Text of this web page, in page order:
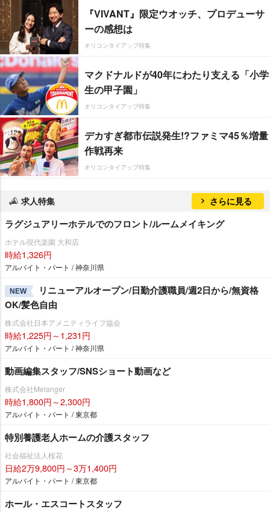
『VIVANT』限定ウオッチ、プロデューサ
ーの感想は
オリコンタイアップ特集
マクドナルドが40年にわたり支える「小学
生の甲子園」
オリコンタイアップ特集
デカすぎ都市伝説発生!?ファミマ45％増量
作戦再来
オリコンタイアップ特集
求人特集 さらに見る
ラグジュアリーホテルでのフロント/ルームメイキング
ホテル現代楽園 大和店
時給1,326円
アルバイト・パート / 神奈川県
NEW
リニューアルオープン/日勤介護職員/週2日から/無資格
OK/髪色自由
株式会社日本アメニティライフ協会
時給1,225円～1,231円
アルバイト・パート / 神奈川県
動画編集スタッフ/SNSショート動画など
株式会社Melanger
時給1,800円～2,300円
アルバイト・パート / 東京都
特別養護老人ホームの介護スタッフ
社会福祉法人桜花
日給2万9,800円～3万1,400円
アルバイト・パート / 東京都
ホール・エスコートスタッフ